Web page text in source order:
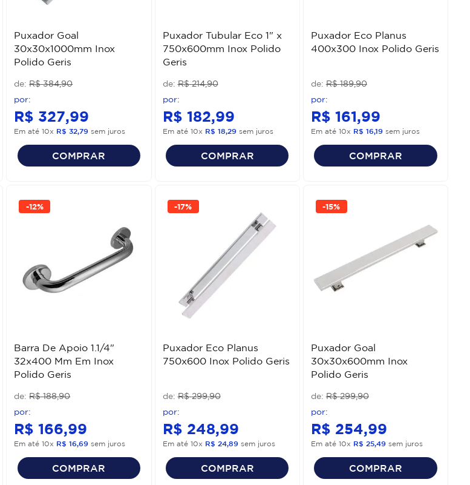
Puxador Goal
30x30x1000mm Inox
Polido Geris
R$ 384,90
R$ 327,99
Em até10x R$ 32,79 sem juros
COMPRAR
Puxador Tubular Eco 1" x
750x600mm Inox Polido
Geris
R$ 214,90
R$ 182,99
Em até 10x R$ 18,29sem juros
COMPRAR
Puxador Eco Planus
400x300 Inox Polido Geris
R$ 189,90
R$ 161,99
Em até 10x R$ 16,19sem juros
COMPRAR
-12%
Barra De Apoio 1.1/4"
32x400 Mm Em Inox
Polido Geris
R$ 188,90
R$ 166,99
Em até10x R$ 16,69 sem juros
COMPRAR
-17%
Puxador Eco Planus
750x600 Inox Polido Geris
R$ 299,90
R$ 248,99
Em até 10x R$ 24,89sem juros
COMPRAR
-15%
Puxador Goal
30x30x600mm Inox
Polido Geris
R$ 299,90
R$ 254,99
Em até 10x R$ 25,49sem juros
COMPRAR